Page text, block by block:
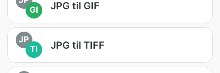
GI
JPG til GIF
JP
TI
JPG til TIFF